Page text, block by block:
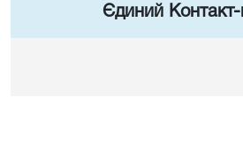
Єдиний Контакт-